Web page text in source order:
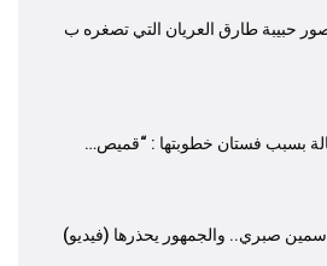
حبيبة طارق العريان التي تصغره ب
بسبب فستان خطوبتها : “قميص…
صبري.. والجمهور يحذرها (فيديو)